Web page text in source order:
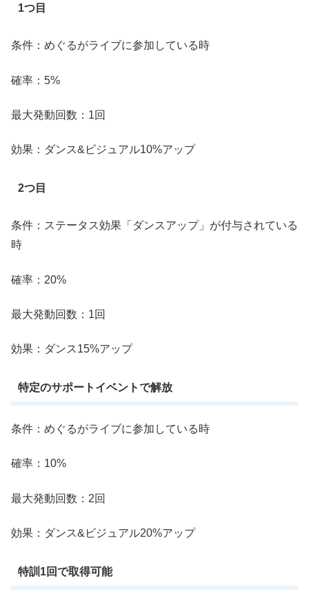
1つ目
条件：めぐるがライブに参加している時
確率：5%
最大発動回数：1回
効果：ダンス&ビジュアル10%アップ
2つ目
条件：ステータス効果「ダンスアップ」が付与されている
時
確率：20%
最大発動回数：1回
効果：ダンス15%アップ
特定のサポートイベントで解放
条件：めぐるがライブに参加している時
確率：10%
最大発動回数：2回
効果：ダンス&ビジュアル20%アップ
特訓1回で取得可能